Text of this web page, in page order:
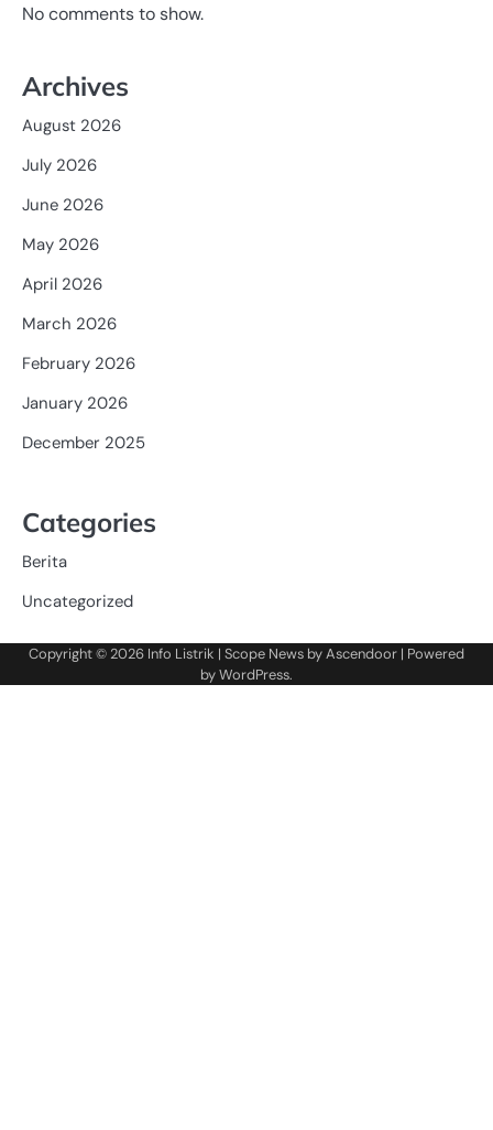
No comments to show.
Archives
August 2026
July 2026
June 2026
May 2026
April 2026
March 2026
February 2026
January 2026
December 2025
Categories
Berita
Uncategorized
Copyright © 2026 Info Listrik | Scope News byAscendoor | Powered
byWordPress.